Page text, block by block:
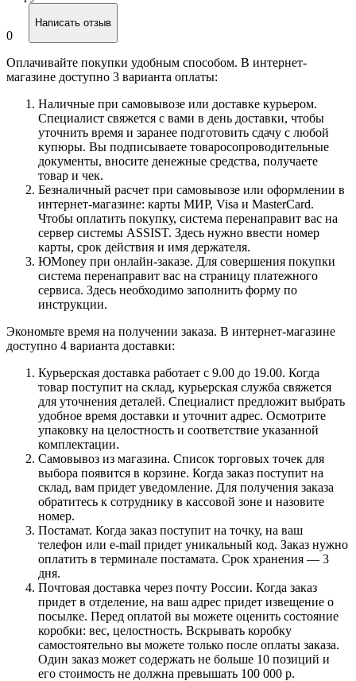
0
Написать отзыв
Оплачивайте покупки удобным способом. В интернет-
магазине доступно 3 варианта оплаты:
Наличные при самовывозе или доставке курьером.
Специалист свяжется с вами в день доставки, чтобы
уточнить время и заранее подготовить сдачу с любой
купюры. Вы подписываете товаросопроводительные
документы, вносите денежные средства, получаете
товар и чек.
Безналичный расчет при самовывозе или оформлении в
интернет-магазине: карты МИР, Visa и MasterCard.
Чтобы оплатить покупку, система перенаправит вас на
сервер системы ASSIST. Здесь нужно ввести номер
карты, срок действия и имя держателя.
ЮMoney при онлайн-заказе. Для совершения покупки
система перенаправит вас на страницу платежного
сервиса. Здесь необходимо заполнить форму по
инструкции.
Экономьте время на получении заказа. В интернет-магазине
доступно 4 варианта доставки:
Курьерская доставка работает с 9.00 до 19.00. Когда
товар поступит на склад, курьерская служба свяжется
для уточнения деталей. Специалист предложит выбрать
удобное время доставки и уточнит адрес. Осмотрите
упаковку на целостность и соответствие указанной
комплектации.
Самовывоз из магазина. Список торговых точек для
выбора появится в корзине. Когда заказ поступит на
склад, вам придет уведомление. Для получения заказа
обратитесь к сотруднику в кассовой зоне и назовите
номер.
Постамат. Когда заказ поступит на точку, на ваш
телефон или e-mail придет уникальный код. Заказ нужно
оплатить в терминале постамата. Срок хранения — 3
дня.
Почтовая доставка через почту России. Когда заказ
придет в отделение, на ваш адрес придет извещение о
посылке. Перед оплатой вы можете оценить состояние
коробки: вес, целостность. Вскрывать коробку
самостоятельно вы можете только после оплаты заказа.
Один заказ может содержать не больше 10 позиций и
его стоимость не должна превышать 100 000 р.